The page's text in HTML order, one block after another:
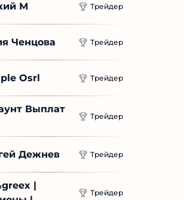
М Трейдер
Трейдер
Osrl Трейдер
Выплат
Трейдер
Дежнев Трейдер
|
Трейдер